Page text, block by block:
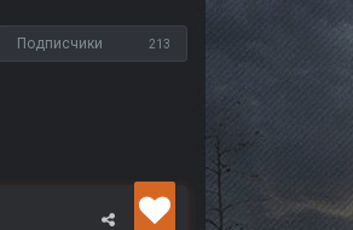
Подписчики 213